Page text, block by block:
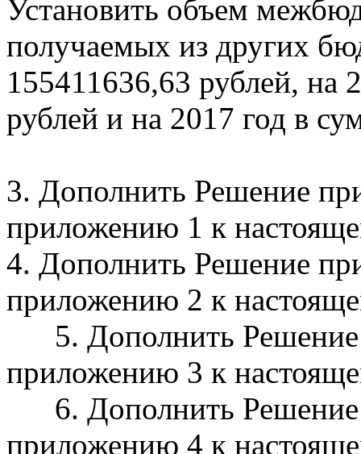
Установить объем
получаемых из других
155411636,63 рублей, на
рублей и на 2017 год в
3. Дополнить Решение
приложению 1 к
4. Дополнить Решение
приложению 2 к
5. Дополнить Решение
приложению 3 к
6. Дополнить Решение
приложению 4 к